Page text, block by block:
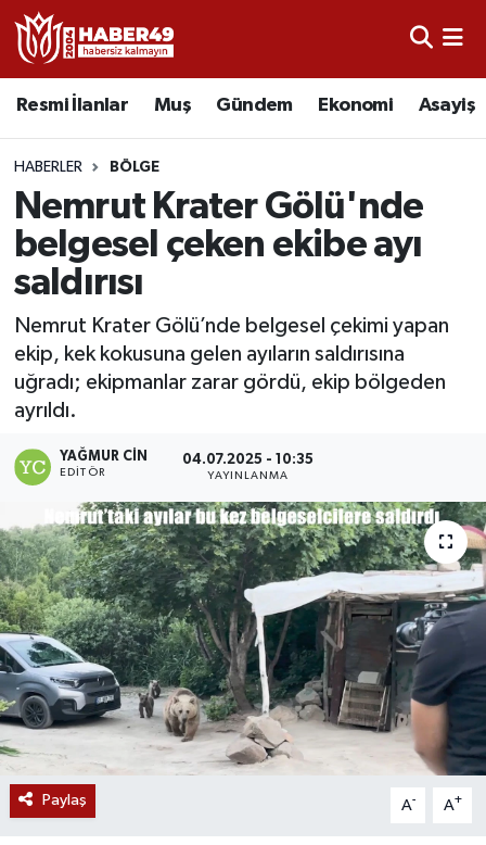
Resmi İlanlar Muş Gündem Ekonomi Asayiş
HABERLER BÖLGE
Nemrut Krater Gölü'nde
belgesel çeken ekibe ayı
saldırısı
Nemrut Krater Gölü’nde belgesel çekimi yapan
ekip, kek kokusuna gelen ayıların saldırısına
uğradı; ekipmanlar zarar gördü, ekip bölgeden
ayrıldı.
YAĞMUR CIN
EDITÖR
04.07.2025 - 10:35
YAYINLANMA
Paylaş A- A+
Resmi İlanlar
Asayiş
Eğitim
Sağlık
Gündem
Spor
Siyaset
Teknoloji
Kültür Sanat
Muş
Hasköy
Korkut
Uşak Nöbetçi Eczaneler
Uşak Hava Durumu
Uşak Namaz Vakitleri
Uşak Trafik Yoğunluk Haritası
Tüm Manşetler
Son Dakika Haberleri
Haber Arşivi